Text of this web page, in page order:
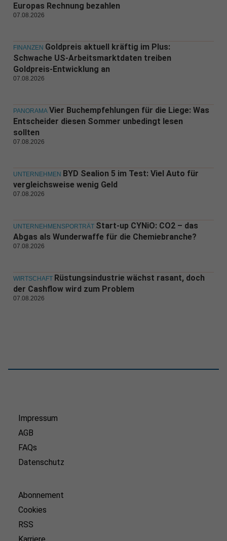
Europas Rechnung bezahlen
07.08.2026
FINANZEN Goldpreis aktuell kräftig im Plus:
Schwache US-Arbeitsmarktdaten treiben
Goldpreis-Entwicklung an
07.08.2026
PANORAMA Vier Buchempfehlungen für die Liege: Was
Entscheider diesen Sommer unbedingt lesen
sollten
07.08.2026
UNTERNEHMEN BYD Sealion 5 im Test: Viel Auto für
vergleichsweise wenig Geld
07.08.2026
UNTERNEHMENSPORTRÄT Start-up CYNiO: CO2 – das
Abgas als Wunderwaffe für die Chemiebranche?
07.08.2026
WIRTSCHAFT Rüstungsindustrie wächst rasant, doch
der Cashflow wird zum Problem
07.08.2026
Impressum
AGB
FAQs
Datenschutz
Abonnement
Cookies
RSS